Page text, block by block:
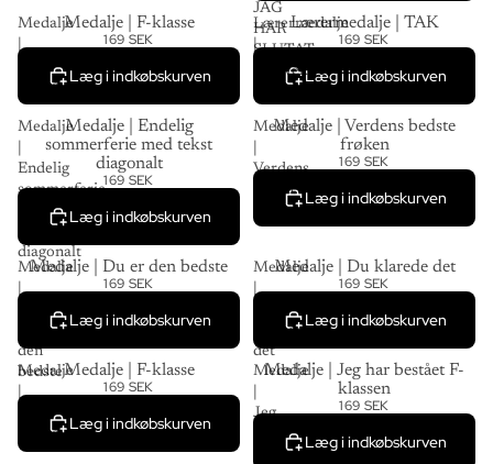
JAG
HAR
SLUTAT
Engwek.se
Medalje
|
klasse
Medalje | F-klasse
169 SEK
Læg i indkøbskurven
Lærermedalje
|
Lærermedalje | TAK
169 SEK
Læg i indkøbskurven
Medalje
Endelig
sommerferie
diagonalt
Medalje | Endelig
sommerferie med tekst
diagonalt
169 SEK
Læg i indkøbskurven
Medalje
Verdens
bedste
frøken
Medalje | Verdens bedste
frøken
169 SEK
Læg i indkøbskurven
Medalje
|
den
bedste
Medalje | Du er den bedste
169 SEK
Læg i indkøbskurven
Medalje
|
klarede
det
Medalje | Du klarede det
169 SEK
Læg i indkøbskurven
Medalje
|
klasse
Medalje | F-klasse
169 SEK
Læg i indkøbskurven
Medalje
Jeg
bestået
Medalje | Jeg har bestået F-
klassen
169 SEK
Læg i indkøbskurven